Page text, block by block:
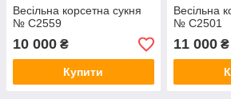
Весільна корсетна сукня
№ C2559
10 000 ₴
Купити
Весільна
№ C2501
11 000₴